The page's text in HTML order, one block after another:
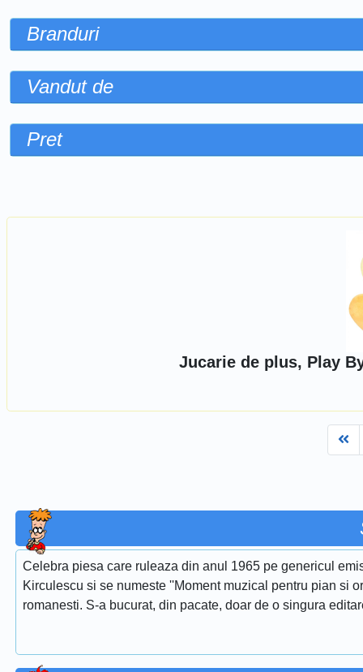
Branduri
Vandut de
Pret
Jucarie de plus, Play
Celebra piesa care ruleaza din anul 1965 pe genericul
Kirculescu si se numeste ''Moment muzical pentru pian si
romanesti. S-a bucurat, din pacate, doar de o singura